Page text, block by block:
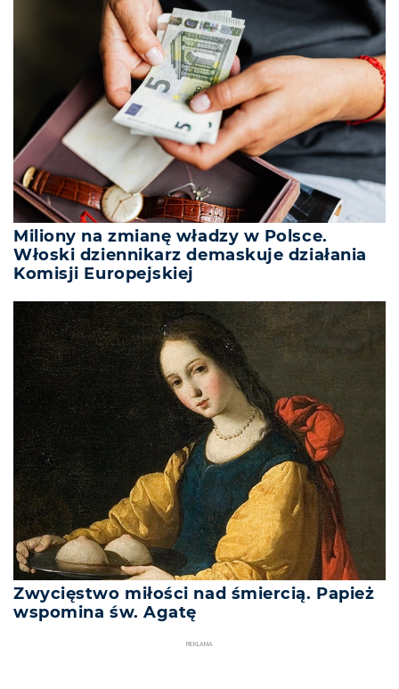
Miliony na zmianę władzy w Polsce.
Włoski dziennikarz demaskuje działania
Komisji Europejskiej
Zwycięstwo miłości nad śmiercią. Papież
wspomina św. Agatę
REKLAMA